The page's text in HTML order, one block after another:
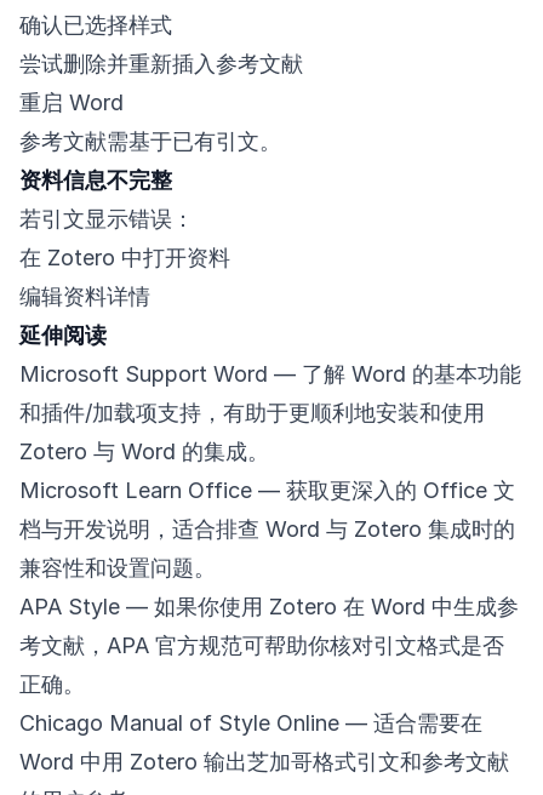
确认已选择样式
尝试删除并重新插入参考文献
重启 Word
参考文献需基于已有引文。
资料信息不完整
若引文显示错误：
在 Zotero 中打开资料
编辑资料详情
延伸阅读
Microsoft Support Word — 了解 Word 的基本功能
和插件/加载项支持，有助于更顺利地安装和使用
Zotero 与 Word 的集成。
Microsoft Learn Office — 获取更深入的 Office 文
档与开发说明，适合排查 Word 与 Zotero 集成时的
兼容性和设置问题。
APA Style — 如果你使用 Zotero 在 Word 中生成参
考文献，APA 官方规范可帮助你核对引文格式是否
正确。
Chicago Manual of Style Online — 适合需要在
Word 中用 Zotero 输出芝加哥格式引文和参考文献